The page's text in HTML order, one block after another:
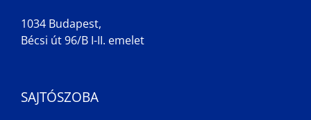
1034 Budapest,
Bécsi út 96/B I-II. emelet
SAJTÓSZOBA